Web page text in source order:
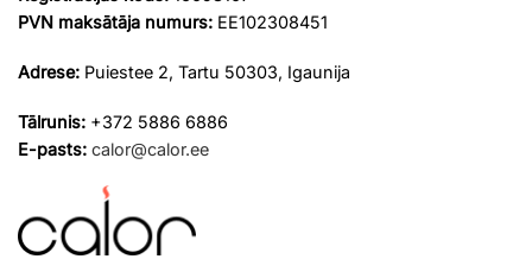
PVN maksātāja numurs: EE102308451
Adrese: Puiestee 2, Tartu 50303, Igaunija
Tālrunis: +372 5886 6886
E-pasts: calor@calor.ee